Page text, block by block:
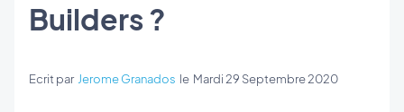
Builders ?
Ecrit par Jerome Granados le Mardi 29 Septembre 2020